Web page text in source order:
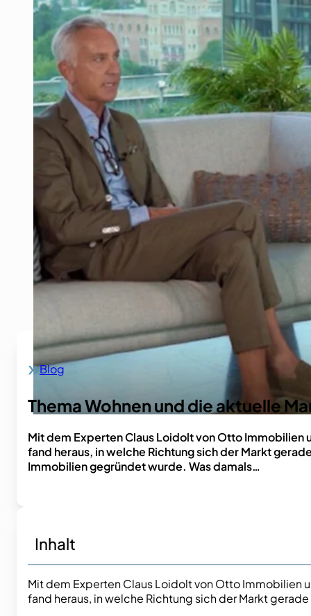
Home
Blog
Thema Wohnen und die aktuelle
Mit dem Experten Claus Loidolt von Otto Immobilien
fand heraus, in welche Richtung sich der Markt
Immobilien gegründet wurde. Was damals…
Inhalt
Mit dem Experten Claus Loidolt von Otto Immobilien
fand heraus, in welche Richtung sich der Markt